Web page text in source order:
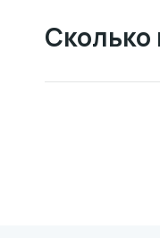
Сколько